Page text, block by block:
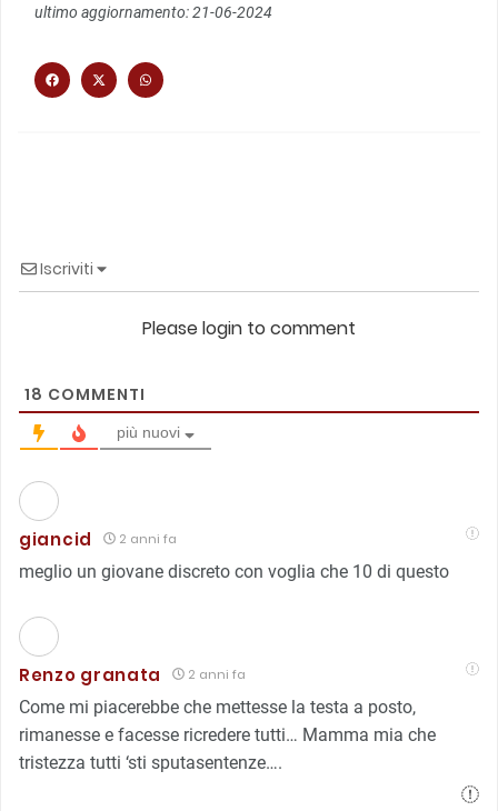
ultimo aggiornamento: 21-06-2024
Iscriviti
Please login to comment
18 COMMENTI
più nuovi
giancid 2 anni fa
meglio un giovane discreto con voglia che 10 di questo
Renzo granata 2 anni fa
Come mi piacerebbe che mettesse la testa a posto,
rimanesse e facesse ricredere tutti… Mamma mia che
tristezza tutti ‘sti sputasentenze….